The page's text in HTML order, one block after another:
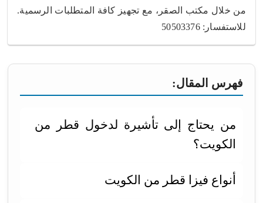
من خلال مكتب الصقر، مع تجهيز كافة المتطلبات الرسمية.
للاستفسار: 50503376
فهرس المقال:
من يحتاج إلى تأشيرة لدخول قطر من
الكويت؟
أنواع فيزا قطر من الكويت